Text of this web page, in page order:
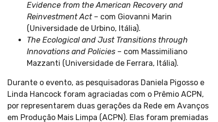
Evidence from the American Recovery and
Reinvestment Act– com Giovanni Marin
(Universidade de Urbino, Itália).
The Ecological and Just Transitions through
Innovations and Policies – com Massimiliano
Mazzanti (Universidade de Ferrara, Itália).
Durante o evento, as pesquisadoras Daniela Pigosso e
Linda Hancock foram agraciadas com o Prêmio ACPN,
por representarem duas gerações da Rede em Avanços
em Produção Mais Limpa (ACPN). Elas foram premiadas